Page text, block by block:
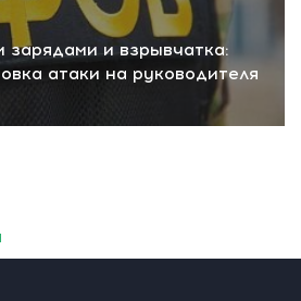
и взрывчатка:
атаки на руководителя